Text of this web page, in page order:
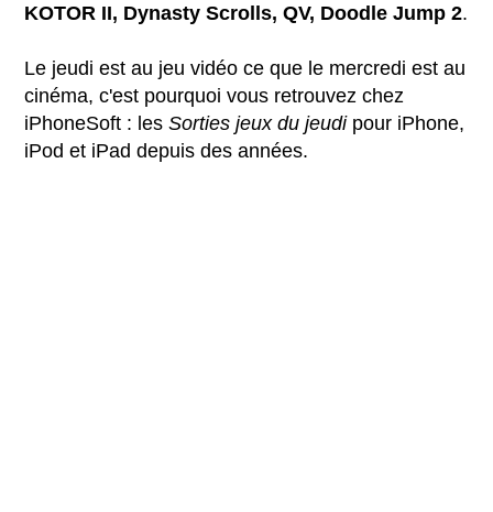
KOTOR II, Dynasty Scrolls, QV, Doodle Jump 2.
Le jeudi est au jeu vidéo ce que le mercredi est au
cinéma, c'est pourquoi vous retrouvez chez
iPhoneSoft : lesSorties jeux du jeudipour iPhone,
iPod et iPad depuis des années.